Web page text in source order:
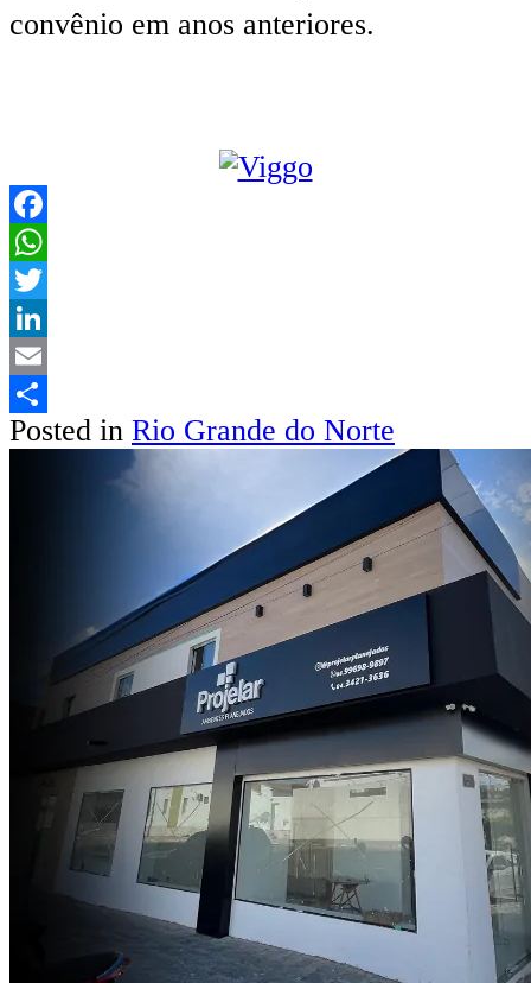
convênio em anos anteriores.
Facebook
WhatsApp
Twitter
LinkedIn
Email
Share
Posted in Rio Grande do Norte